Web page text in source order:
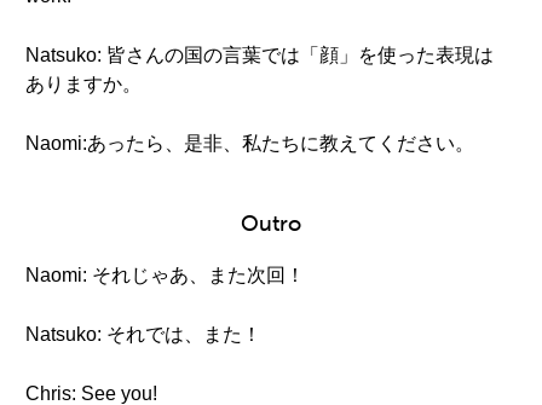
Natsuko: 皆さんの国の言葉では「顔」を使った表現は
ありますか。
Naomi:あったら、是非、私たちに教えてください。
Outro
Naomi: それじゃあ、また次回！
Natsuko: それでは、また！
Chris: See you!